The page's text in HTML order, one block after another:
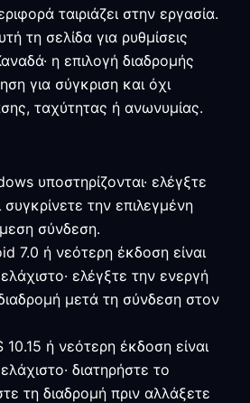
ταιριάζει στην εργασία.
τη σελίδα για ρυθμίσεις
η επιλογή διαδρομής
για σύγκριση και όχι
ταχύτητας ή ανωνυμίας.
υποστηρίζονται· ελέγξτε
την επιλεγμένη
σύνδεση.
7.0 ή νεότερη έκδοση είναι
ελέγξτε την ενεργή
μετά τη σύνδεση στον
10.15 ή νεότερη έκδοση είναι
διατηρήστε το
τη διαδρομή πριν αλλάξετε